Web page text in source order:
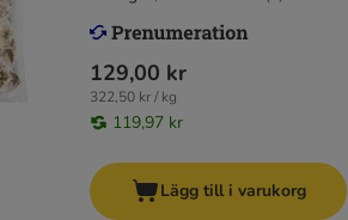
129,00 kr
322,50 kr / kg
119,97 kr
Lägg till i varukorg